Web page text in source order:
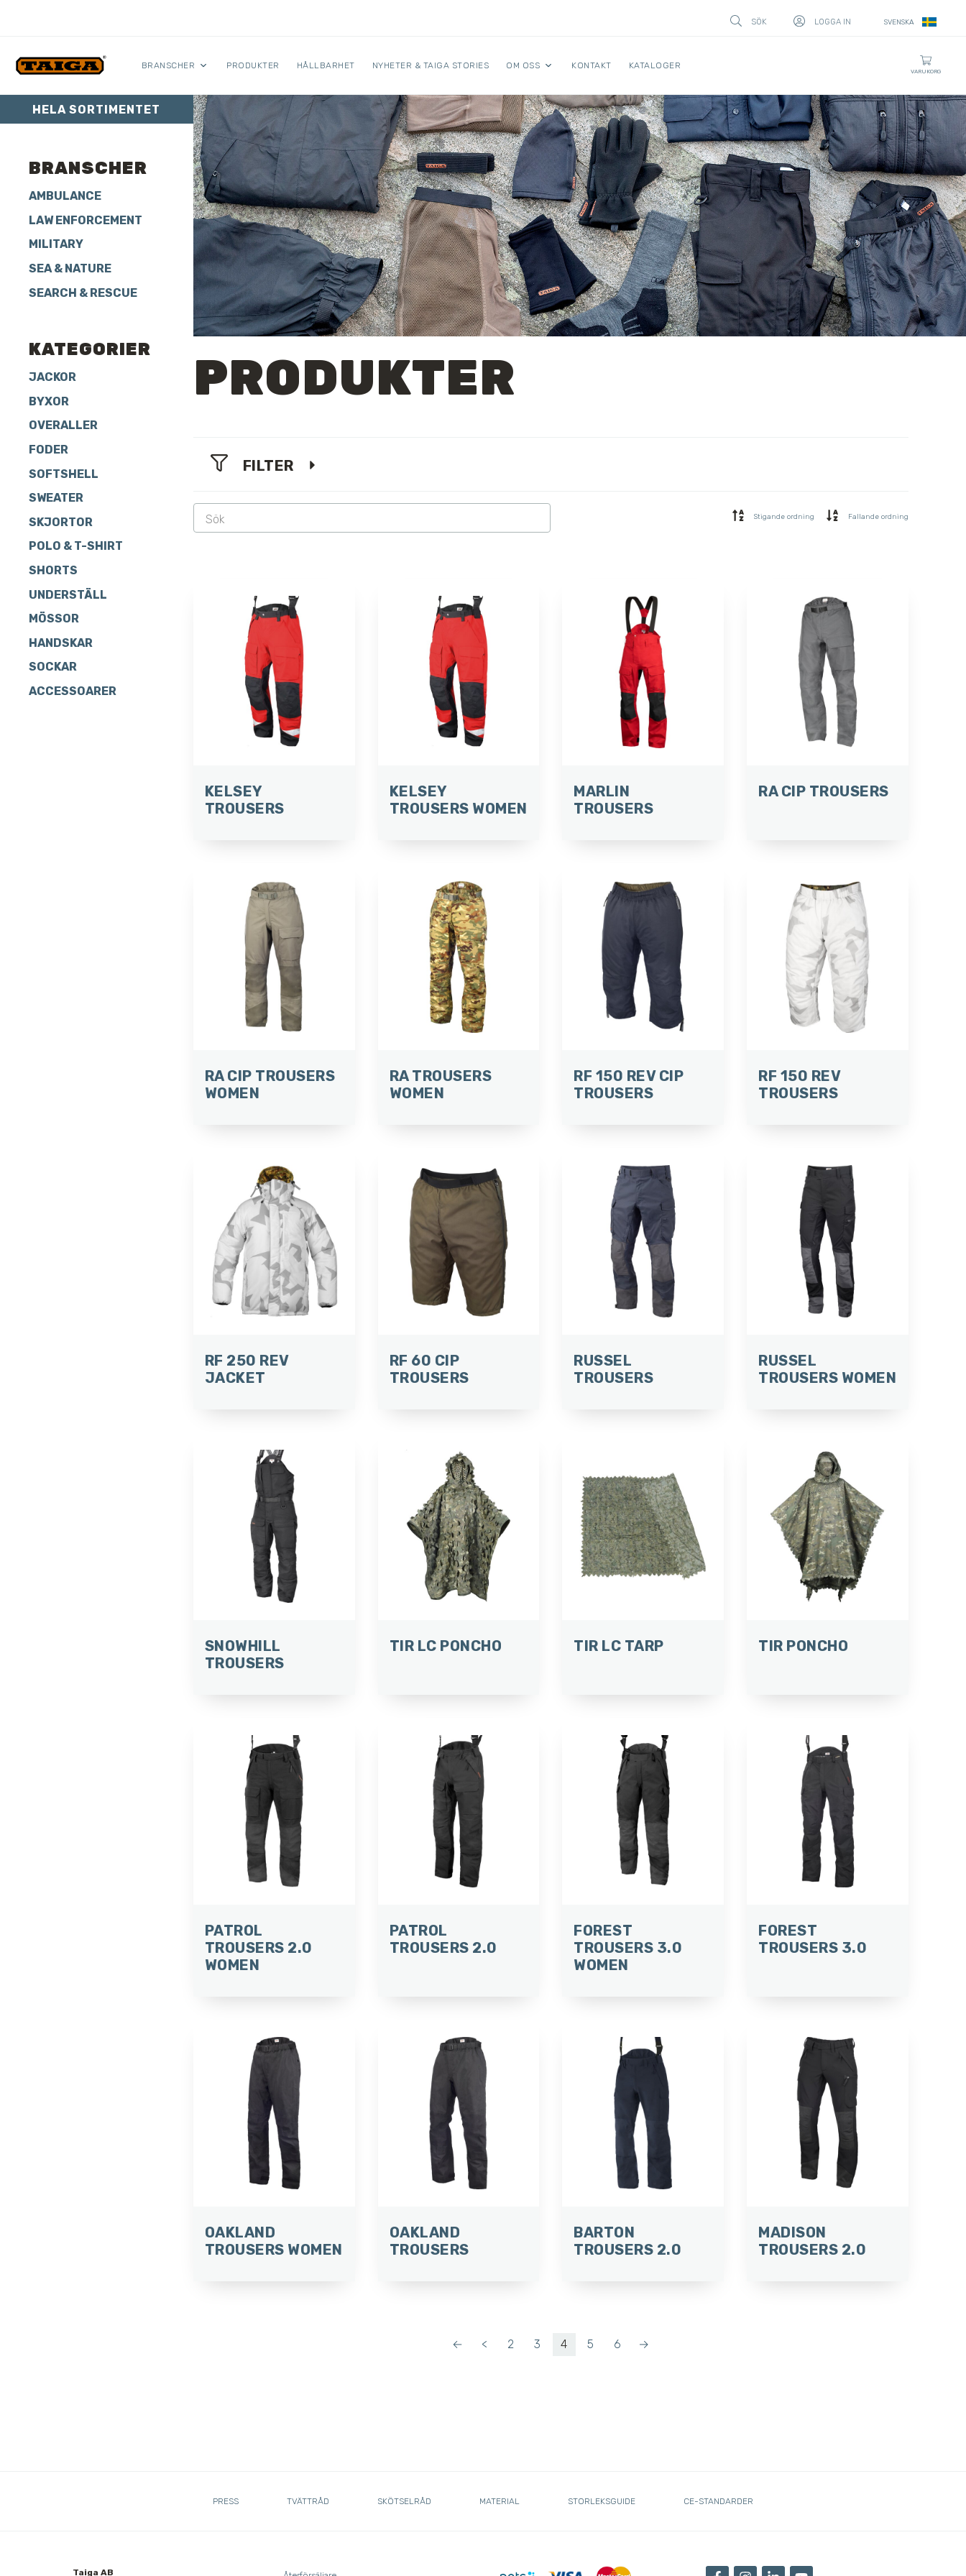
SÖK
STÄNG
LOGGA IN SVENSKA
BRANSCHER PRODUKTER HÅLLBARHET NYHETER & TAIGA STORIES OM OSS KONTAKT KATALOGER
VARUKORG
HELA SORTIMENTET
BRANSCHER
AMBULANCE
LAW ENFORCEMENT
MILITARY
SEA & NATURE
SEARCH & RESCUE
KATEGORIER
JACKOR
BYXOR
OVERALLER
FODER
SOFTSHELL
SWEATER
SKJORTOR
POLO & T-SHIRT
SHORTS
UNDERSTÄLL
MÖSSOR
HANDSKAR
SOCKAR
ACCESSOARER
PRODUKTER
FILTER
Stigande ordning Fallande ordning
KELSEY
TROUSERS
KELSEY
TROUSERS WOMEN
MARLIN
TROUSERS
RA CIP TROUSERS
RA CIP TROUSERS
WOMEN
RA TROUSERS
WOMEN
RF 150 REV CIP
TROUSERS
RF 150 REV
TROUSERS
RF 250 REV
JACKET
RF 60 CIP
TROUSERS
RUSSEL
TROUSERS
RUSSEL
TROUSERS WOMEN
SNOWHILL
TROUSERS
TIR LC PONCHO TIR LC TARP TIR PONCHO
PATROL
TROUSERS 2.0
WOMEN
PATROL
TROUSERS 2.0
FOREST
TROUSERS 3.0
WOMEN
FOREST
TROUSERS 3.0
OAKLAND
TROUSERS WOMEN
OAKLAND
TROUSERS
BARTON
TROUSERS 2.0
MADISON
TROUSERS 2.0
← < 2 3 4 5 6 →
PRESS TVÄTTRÅD SKÖTSELRÅD MATERIAL STORLEKSGUIDE CE-STANDARDER
Taiga AB